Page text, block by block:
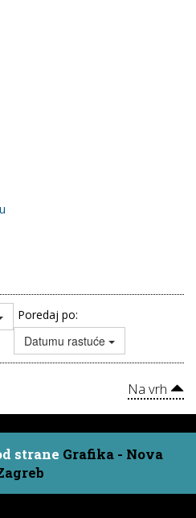
Poredaj po:
Datumu rastuće
Na vrh
strane Grafika - Nova